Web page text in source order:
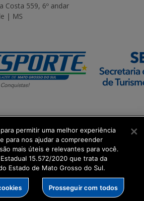
Costa 559, 6º andar
| MS
permitir uma melhor experiência
para nos ajudar a compreender
mais úteis e relevantes para você.
15.572/2020 que trata da
Estado de Mato Grosso do Sul.
Prosseguir com todos